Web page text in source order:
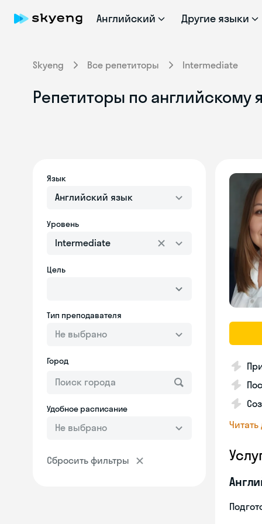
Английский Другие языки
Skyeng Все репетиторы Intermediate
Репетиторы по английскому
Язык
Английский язык
Уровень
Intermediate
Цель
Тип преподавателя
Не выбрано
Город
Удобное расписание
Не выбрано
Сбросить фильтры